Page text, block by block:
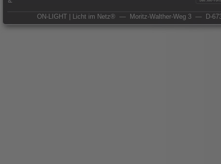
ON-LIGHT | Licht im Netz® — Moritz-Walther-Weg 3 — D-